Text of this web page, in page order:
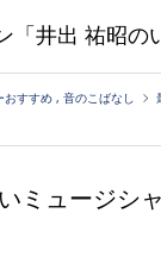
「井出 祐昭の
おすすめ , 音のこばなし
ミュージシ